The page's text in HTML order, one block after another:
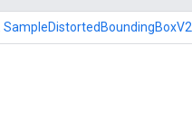
SampleDistortedBoundingBoxV2